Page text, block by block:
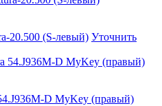
20.500 (S-левый) Уточнить
D MyKey (правый)